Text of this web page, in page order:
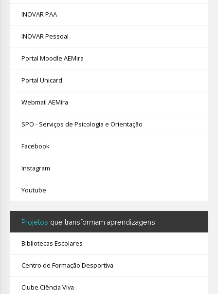
INOVAR PAA
INOVAR Pessoal
Portal Moodle AEMira
Portal Unicard
Webmail AEMira
SPO - Serviços de Psicologia e Orientação
Facebook
Instagram
Youtube
Projetos que transformam aprendizagens
Bibliotecas Escolares
Centro de Formação Desportiva
Clube Ciência Viva